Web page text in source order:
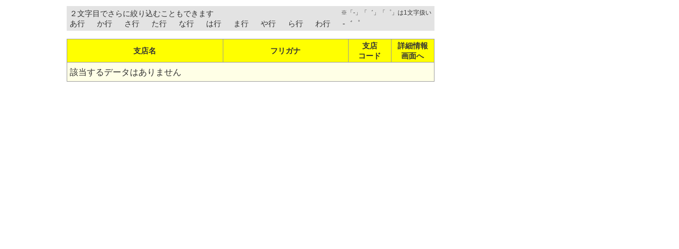
２文字目でさらに絞り込むこともできます ※「-」「゛」「゜」は1文字扱い
あ行 か行 さ行 た行 な行 は行 ま行 や行 ら行 わ行 -゛゜
支店名 フリガナ
支店
コード
詳細情報
画面へ
該当するデータはありません